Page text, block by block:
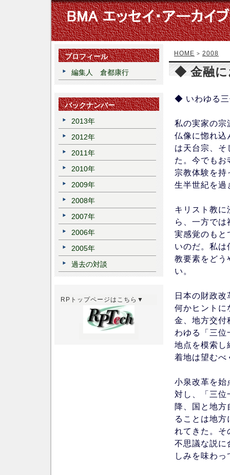
HOME > 2008
◆ 金融に
◆ いわゆる
私の実家の宗
仏像に惚れ込
は天台宗、そ
た。今でもお
宗教体験を持
生半世紀を過
キリスト教に
ら、一方で
実感覚のもと
いのだ。私は
教要素をどう
い。
日本の財政
何かヒントに
金、地方交付
わゆる「三位
地点を模索し
着地は望むべ
小泉改革を始
対し、「三位
降、国と地方
ることは地
れてきた。そ
不思議な説に
しみを味わ
プロフィール
編集人 倉都康行
バックナンバー
2013年
2012年
2011年
2010年
2009年
2008年
2007年
2006年
2005年
過去の対談
RPトップページはこちら▼